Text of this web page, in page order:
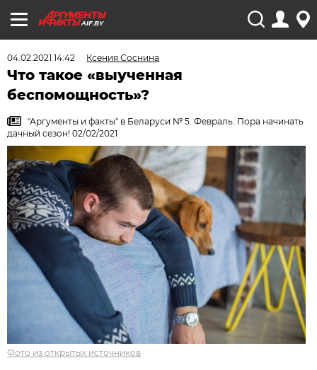
AIF.BY
04.02.2021 14:42 Ксения Соснина
Что такое «выученная
беспомощность»?
"Аргументы и факты" в Беларуси № 5. Февраль. Пора начинать
дачный сезон! 02/02/2021
Фото из открытых источников